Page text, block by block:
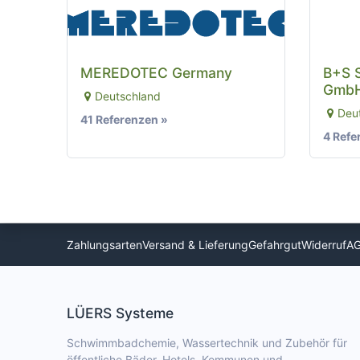
MEREDOTEC Germany
Deutschland
41 Referenzen »
B+S
4
ZahlungsartenVersand & LieferungGefahrgutWiderruf
LÜERS Systeme
Schwimmbadchemie, Wassertechnik und Zubehör für